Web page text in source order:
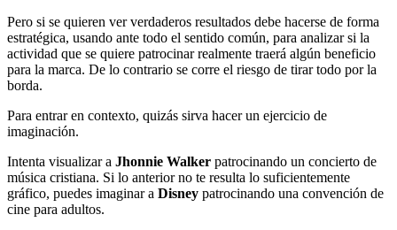
Pero si se quieren ver verdaderos resultados debe hacerse de forma
estratégica, usando ante todo el sentido común, para analizar si la
actividad que se quiere patrocinar realmente traerá algún beneficio
para la marca. De lo contrario se corre el riesgo de tirar todo por la
borda.
Para entrar en contexto, quizás sirva hacer un ejercicio de
imaginación.
Intenta visualizar a Jhonnie Walker patrocinando un concierto de
música cristiana. Si lo anterior no te resulta lo suficientemente
gráfico, puedes imaginar a Disney patrocinando una convención de
cine para adultos.